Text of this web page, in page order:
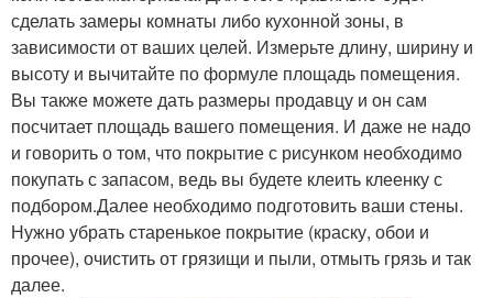
сделать замеры комнаты либо кухонной зоны, в
зависимости от ваших целей. Измерьте длину, ширину и
высоту и вычитайте по формуле площадь помещения.
Вы также можете дать размеры продавцу и он сам
посчитает площадь вашего помещения. И даже не надо
и говорить о том, что покрытие с рисунком необходимо
покупать с запасом, ведь вы будете клеить клеенку с
подбором.Далее необходимо подготовить ваши стены.
Нужно убрать старенькое покрытие (краску, обои и
прочее), очистить от грязищи и пыли, отмыть грязь и так
далее.